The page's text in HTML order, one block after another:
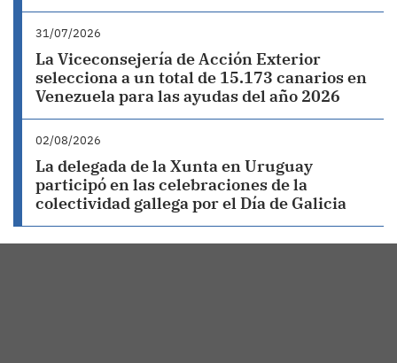
31/07/2026
La Viceconsejería de Acción Exterior
selecciona a un total de 15.173 canarios en
Venezuela para las ayudas del año 2026
02/08/2026
La delegada de la Xunta en Uruguay
participó en las celebraciones de la
colectividad gallega por el Día de Galicia